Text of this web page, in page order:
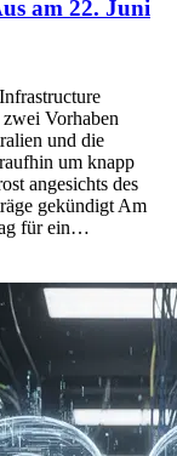
am 22. Juni
Vorhaben
und die
um knapp
angesichts des
gekündigt Am
für ein…